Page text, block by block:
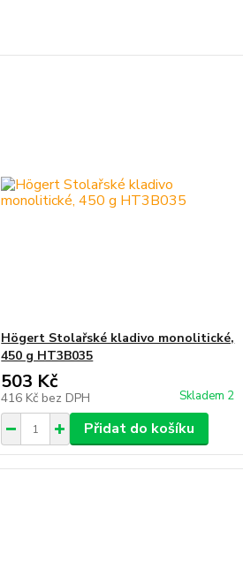
Högert Stolařské kladivo monolitické,
450 g HT3B035
503 Kč
416 Kč bez DPH Skladem 2
Přidat do košíku